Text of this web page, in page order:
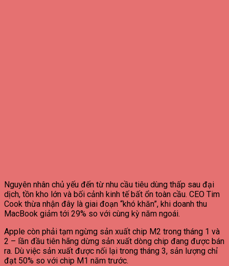
Nguyên nhân chủ yếu đến từ nhu cầu tiêu dùng thấp sau đại
dịch, tồn kho lớn và bối cảnh kinh tế bất ổn toàn cầu. CEO Tim
Cook thừa nhận đây là giai đoạn “khó khăn”, khi doanh thu
MacBook giảm tới 29% so với cùng kỳ năm ngoái.
Apple còn phải tạm ngừng sản xuất chip M2 trong tháng 1 và
2 – lần đầu tiên hãng dừng sản xuất dòng chip đang được bán
ra. Dù việc sản xuất được nối lại trong tháng 3, sản lượng chỉ
đạt 50% so với chip M1 năm trước.